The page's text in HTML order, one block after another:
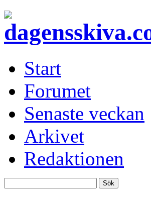
Start
Forumet
Senaste veckan
Arkivet
Redaktionen